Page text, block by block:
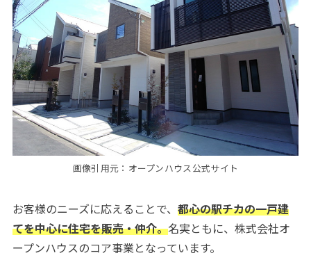
画像引用元：オープンハウス公式サイト
お客様のニーズに応えることで、 都心の駅チカの一戸建
てを中心に住宅を販売・仲介。名実ともに、株式会社オ
ープンハウスのコア事業となっています。